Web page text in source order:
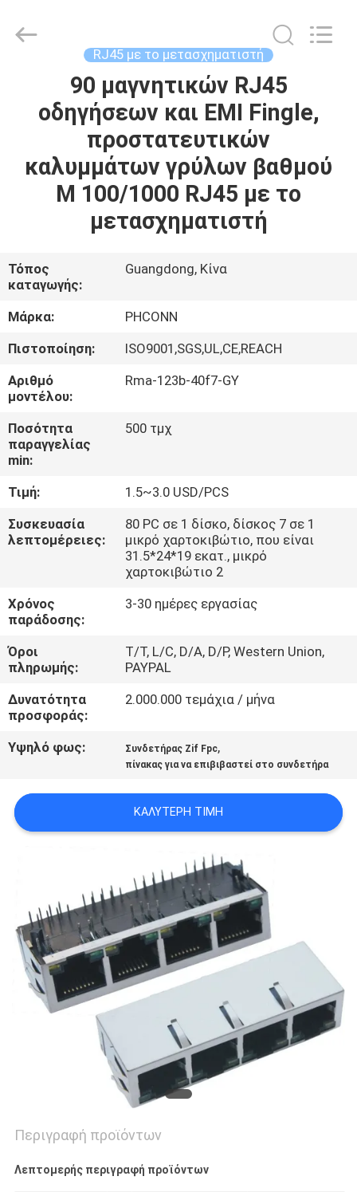
ΠΡΟΪΌΝΤΑ
ΠΕΡΊΠΟΥ
ΓΎΡΟΣ
ΕΡΓΟΣΤΑΣΊΩΝ
ΠΟΙΟΤΙΚΌΣ
ΈΛΕΓΧΟΣ
ΜΑΣ
ΕΛΆΤΕ
ΕΠΑΦΉ
ΜΕ
SHOW
SITEMAP
PRIVACY
POLICY
Electronics
RJ45 με το μετασχηματιστή
90 μαγνητικών RJ45
οδηγήσεων και EMI Fingle,
προστατευτικών
καλυμμάτων γρύλων βαθμού
Μ 100/1000 RJ45 με το
μετασχηματιστή
Τόπος
καταγωγής:
Guangdong, Κίνα
Μάρκα:
PHCONN
Πιστοποίηση:
ISO9001,SGS,UL,CE,REACH
Αριθμό
μοντέλου:
Rma-123b-40f7-GY
Ποσότητα
παραγγελίας
min:
500 τμχ
Τιμή:
1.5~3.0 USD/PCS
Συσκευασία
λεπτομέρειες:
80 PC σε 1 δίσκο, δίσκος 7 σε 1
μικρό χαρτοκιβώτιο, που είναι
31.5*24*19 εκατ., μικρό
χαρτοκιβώτιο 2
Χρόνος
παράδοσης:
3-30 ημέρες εργασίας
Όροι
πληρωμής:
T/T, L/C, D/A, D/P, Western Union,
PAYPAL
Δυνατότητα
προσφοράς:
2.000.000 τεμάχια / μήνα
Υψηλό φως: Συνδετήρας Zif Fpc,
πίνακας για να επιβιβαστεί στο συνδετήρα
ΚΑΛΎΤΕΡΗ ΤΙΜΉ
Περιγραφή προϊόντων
Λεπτομερής περιγραφή προϊόντων